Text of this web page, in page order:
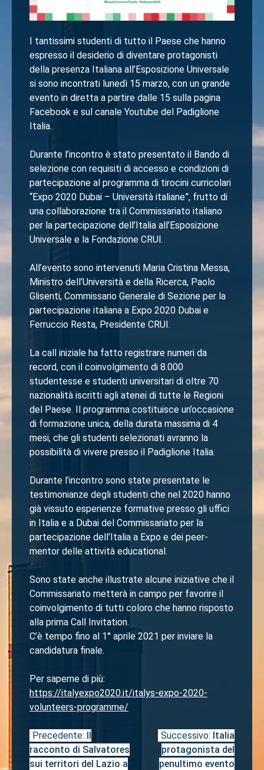
I tantissimi studenti di tutto il Paese che hanno
espresso il desiderio di diventare protagonisti
della presenza Italiana all’Esposizione Universale
si sono incontrati lunedì 15 marzo, con un grande
evento in diretta a partire dalle 15 sulla pagina
Facebook e sul canale Youtube del Padiglione
Italia.
Durante l’incontro è stato presentato il Bando di
selezione con requisiti di accesso e condizioni di
partecipazione al programma di tirocini curricolari
“Expo 2020 Dubai – Università italiane”, frutto di
una collaborazione tra il Commissariato italiano
per la partecipazione dell’Italia all’Esposizione
Universale e la Fondazione CRUI.
All’evento sono intervenuti Maria Cristina Messa,
Ministro dell’Università e della Ricerca, Paolo
Glisenti, Commissario Generale di Sezione per la
partecipazione italiana a Expo 2020 Dubai e
Ferruccio Resta, Presidente CRUI.
La call iniziale ha fatto registrare numeri da
record, con il coinvolgimento di 8.000
studentesse e studenti universitari di oltre 70
nazionalità iscritti agli atenei di tutte le Regioni
del Paese. Il programma costituisce un’occasione
di formazione unica, della durata massima di 4
mesi, che gli studenti selezionati avranno la
possibilità di vivere presso il Padiglione Italia.
Durante l’incontro sono state presentate le
testimonianze degli studenti che nel 2020 hanno
già vissuto esperienze formative presso gli uffici
in Italia e a Dubai del Commissariato per la
partecipazione dell’Italia a Expo e dei peer-
mentor delle attività educational.
Sono state anche illustrate alcune iniziative che il
Commissariato metterà in campo per favorire il
coinvolgimento di tutti coloro che hanno risposto
alla prima Call Invitation.
C’è tempo fino al 1° aprile 2021 per inviare la
candidatura finale.
Per saperne di più:
https://italyexpo2020.it/italys-expo-2020-
volunteers-programme/
Navigazione
articoli
Precedente: Il
racconto di Salvatores
sui territori del Lazio a
Successivo: Italia
protagonista del
penultimo evento